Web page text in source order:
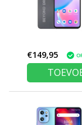
€149,95